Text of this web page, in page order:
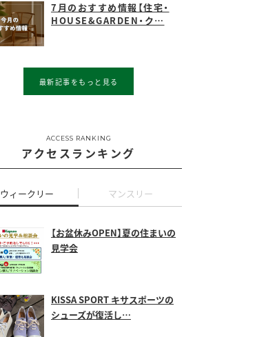
7月のおすすめ情報【住宅・
HOUSE&GARDEN・ク…
最新記事をもっと見る
ACCESS RANKING
アクセスランキング
ウィークリー マンスリー
【お盆休みOPEN】夏の住まいの
見学会
KISSA SPORT キサスポーツの
シューズが復活し…